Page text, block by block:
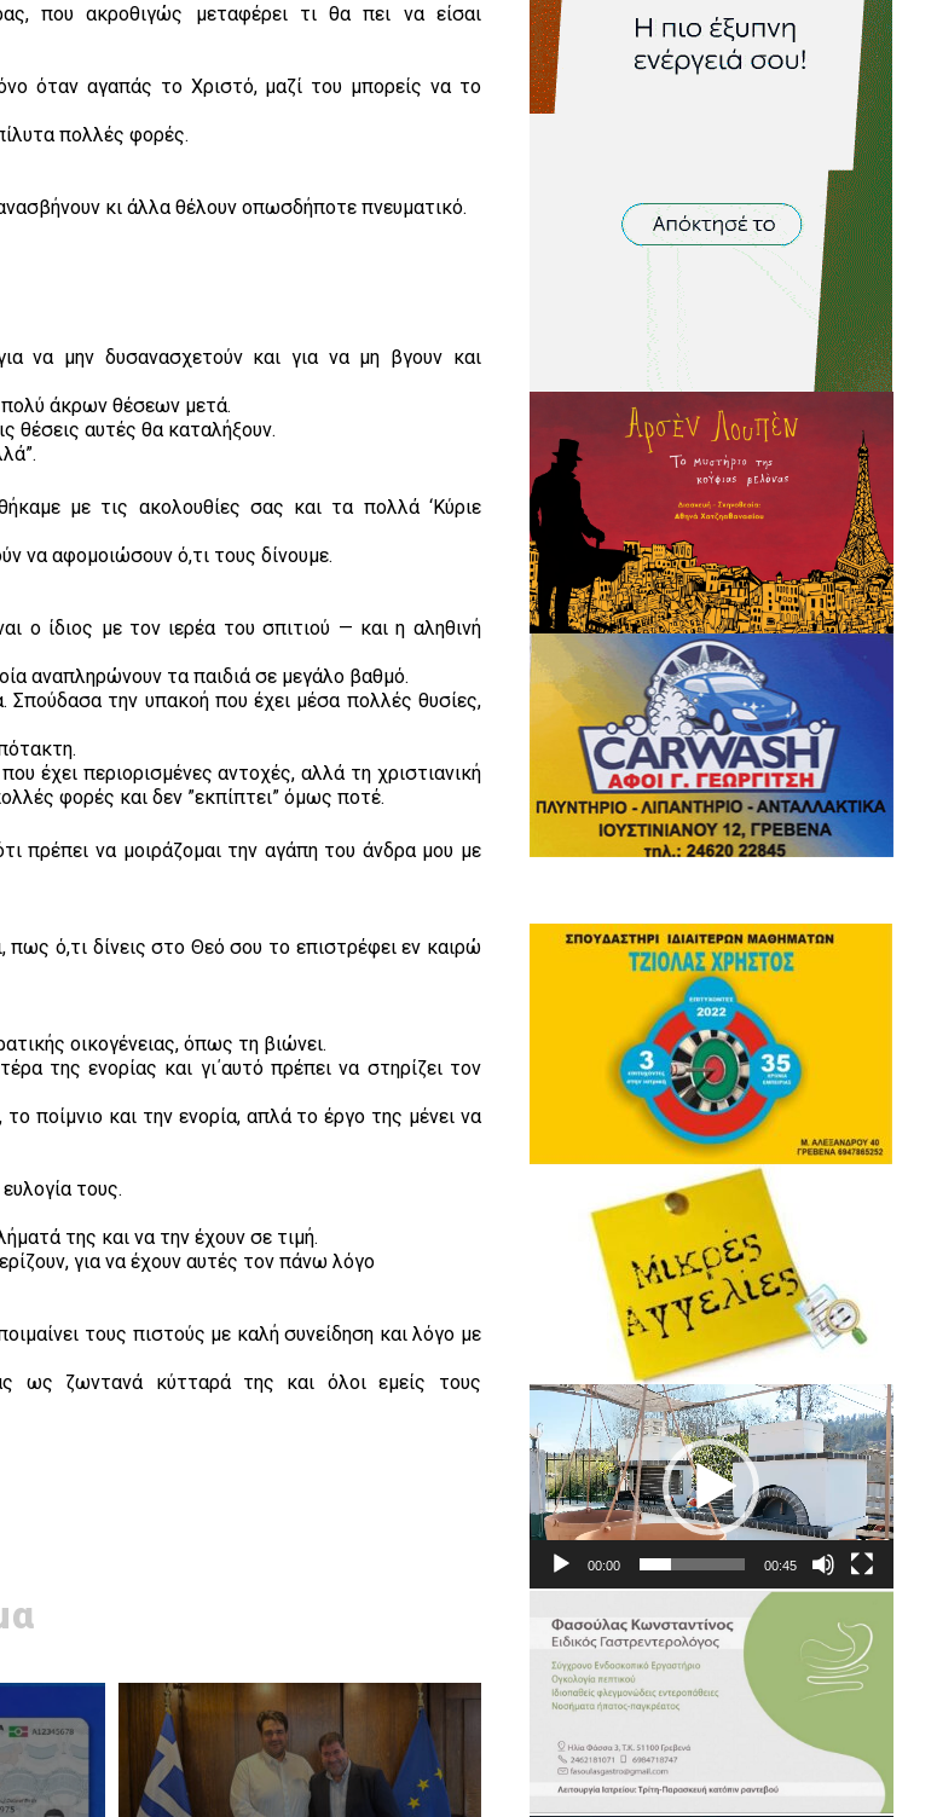
που ακροθιγώς μεταφέρει τι θα πει να είσαι
όταν αγαπάς το Χριστό, μαζί του μπορείς να το
πολλές φορές.
κι άλλα θέλουν οπωσδήποτε πνευματικό.
να μην δυσανασχετούν και για να μη βγουν και
πολύ άκρων θέσεων μετά.
θέσεις αυτές θα καταλήξουν.
με τις ακολουθίες σας και τα πολλά ‘Κύριε
να αφομοιώσουν ό,τι τους δίνουμε.
ο ίδιος με τον ιερέα του σπιτιού — και η αληθινή
αναπληρώνουν τα παιδιά σε μεγάλο βαθμό.
την υπακοή που έχει μέσα πολλές θυσίες,
έχει περιορισμένες αντοχές, αλλά τη χριστιανική
φορές και δεν ”εκπίπτει” όμως ποτέ.
πρέπει να μοιράζομαι την αγάπη του άνδρα μου με
ό,τι δίνεις στο Θεό σου το επιστρέφει εν καιρώ
οικογένειας, όπως τη βιώνει.
της ενορίας και γι΄αυτό πρέπει να στηρίζει τον
ποίμνιο και την ενορία, απλά το έργο της μένει να
τους.
της και να την έχουν σε τιμή.
για να έχουν αυτές τον πάνω λόγο
τους πιστούς με καλή συνείδηση και λόγο με
ως ζωντανά κύτταρά της και όλοι εμείς τους
Πρόγραμμα
Αναπαραγωγής
Βίντεο
00:00 00:45